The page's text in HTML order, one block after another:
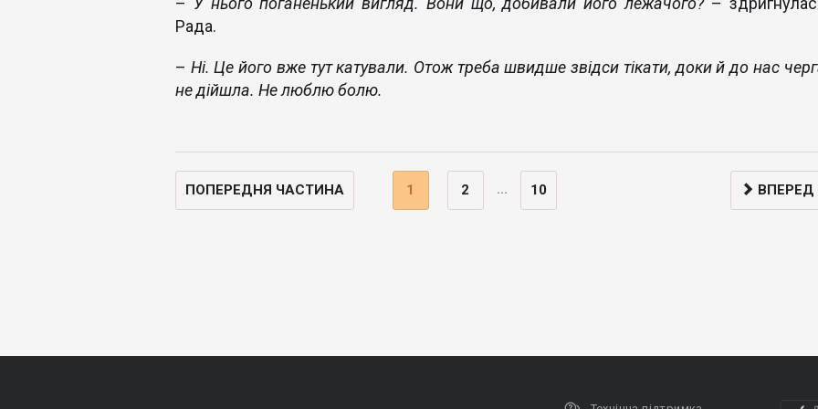
Рада.
– Ні. Це його вже тут катували. Отож треба швидше звідси тікати, доки й до нас
не дійшла. Не люблю болю.
ПОПЕРЕДНЯ ЧАСТИНА 1 2 ... 10 ВПЕРЕД